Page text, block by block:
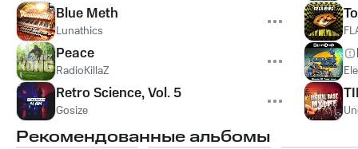
Blue Meth
Lunathics
Peace
RadioKillaZ
Retro Science, Vol. 5
Gosize
Рекомендованные альбомы